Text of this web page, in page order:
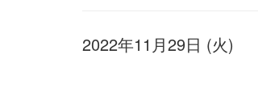
2022年11月29日 (火)